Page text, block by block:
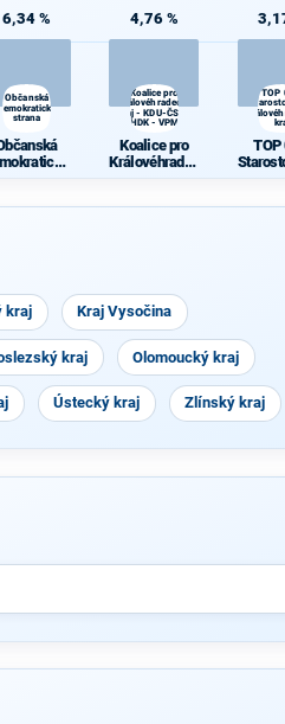
6,34 %
Občanská
strana
4,76 %
Koalice pro
Královéhradecký
kraj - KDU-ČSL -
HDK - VPM
Koalice pro
Královéhradec
VPM
TOP
TOP
kraj Kraj Vysočina
kraj Olomoucký kraj
Ústecký kraj Zlínský kraj